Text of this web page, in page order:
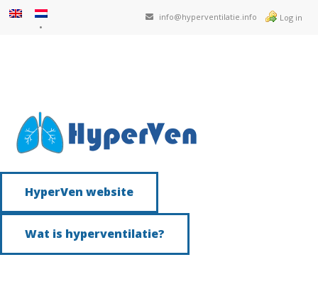
info@hyperventilatie.info Log in
HyperVen website
Wat is hyperventilatie?